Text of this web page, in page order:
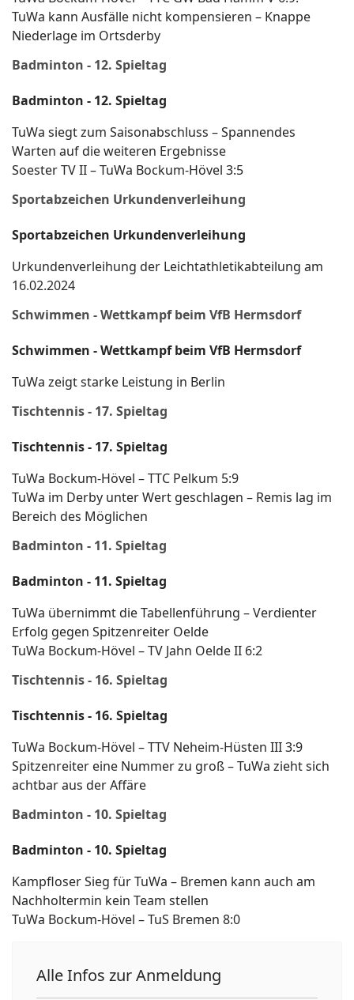
TuWa kann Ausfälle nicht kompensieren – Knappe
Niederlage im Ortsderby
Badminton - 12. Spieltag
Badminton - 12. Spieltag
TuWa siegt zum Saisonabschluss – Spannendes
Warten auf die weiteren Ergebnisse
Soester TV II – TuWa Bockum-Hövel 3:5
Sportabzeichen Urkundenverleihung
Sportabzeichen Urkundenverleihung
Urkundenverleihung der Leichtathletikabteilung am
16.02.2024
Schwimmen - Wettkampf beim VfB Hermsdorf
Schwimmen - Wettkampf beim VfB Hermsdorf
TuWa zeigt starke Leistung in Berlin
Tischtennis - 17. Spieltag
Tischtennis - 17. Spieltag
TuWa Bockum-Hövel – TTC Pelkum 5:9
TuWa im Derby unter Wert geschlagen – Remis lag im
Bereich des Möglichen
Badminton - 11. Spieltag
Badminton - 11. Spieltag
TuWa übernimmt die Tabellenführung – Verdienter
Erfolg gegen Spitzenreiter Oelde
TuWa Bockum-Hövel – TV Jahn Oelde II 6:2
Tischtennis - 16. Spieltag
Tischtennis - 16. Spieltag
TuWa Bockum-Hövel – TTV Neheim-Hüsten III 3:9
Spitzenreiter eine Nummer zu groß – TuWa zieht sich
achtbar aus der Affäre
Badminton - 10. Spieltag
Badminton - 10. Spieltag
Kampfloser Sieg für TuWa – Bremen kann auch am
Nachholtermin kein Team stellen
TuWa Bockum-Hövel – TuS Bremen 8:0
Alle Infos zur Anmeldung